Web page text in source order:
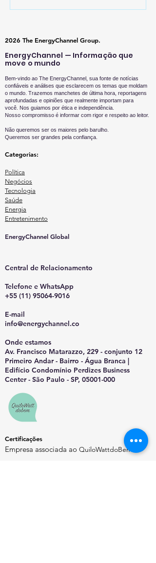
2026 The EnergyChannel Group.
EnergyChannel — Informação que
move o mundo
Bem-vindo ao The EnergyChannel, sua fonte de notícias
confiáveis e análises que esclarecem os temas que moldam
o mundo. Trazemos manchetes de última hora, reportagens
aprofundadas e opiniões que realmente importam para
você. Nos guiamos por ética e independência.
Nosso compromisso é informar com rigor e respeito ao leitor.
Não queremos ser os maiores pelo barulho.
Queremos ser grandes pela confiança.
Categorias:
Política
Negócios
Tecnologia
Saúde
Energia
Entretenimento
EnergyChannel Global​
Central de Relacionamento
Telefone e WhatsApp
+55 (11) 95064-9016
E-mail
info@energychannel.co
Onde estamos
Av. Francisco Matarazzo, 229 - conjunto 12
Primeiro Andar - Bairro - Água Branca |
Edifício Condomínio Perdizes Business
Center - São Paulo - SP, 05001-000
Certificações
Empresa associada ao QuiloWattdoBem